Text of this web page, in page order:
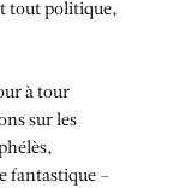
tout politique,
à tour
sur les
fantastique –